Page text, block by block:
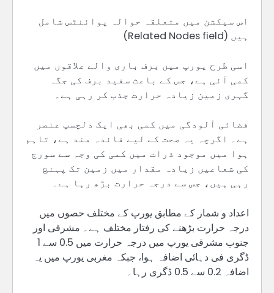
اس سیکشن میں متعلقہ حوالہ پوائنٹس شامل
ہیں (Related Nodes field)
اسی طرح یورپ میں برف باری والے علاقوں میں
کمی آئی ہے، جس کے باعث سفید برف کی جگہ
گہری زمین زیادہ حرارت جذب کر رہی ہے۔
فضائی آلودگی میں کمی بھی ایک دلچسپ عنصر
ہے۔ اگرچہ یہ صحت کے لیے فائدہ مند ہے، تاہم
ہوا میں موجود ذرات میں کمی کی وجہ سے سورج
کی شعاعیں زیادہ مقدار میں زمین تک پہنچ
رہی ہیں، جس سے درجہ حرارت بڑھ رہا ہے۔
اعداد و شمار کے مطابق یورپ کے مختلف حصوں میں
درجہ حرارت بڑھنے کی رفتار مختلف ہے۔ مشرقی اور
جنوب مشرقی یورپ میں درجہ حرارت میں 0.5 سے 1
ڈگری فی دہائی اضافہ ہوا، جبکہ مغربی یورپ میں یہ
اضافہ 0.2 سے 0.5 ڈگری رہا۔